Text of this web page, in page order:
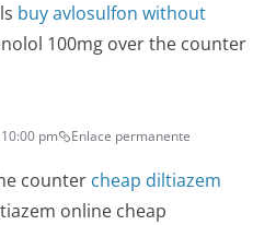
buy avlosulfon without
100mg over the counter
pm Enlace permanente
counter cheap diltiazem
online cheap